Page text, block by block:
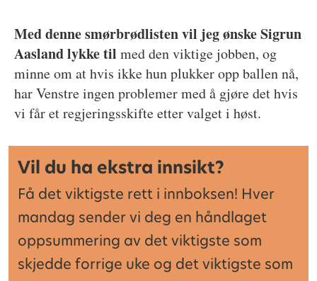
Med denne smørbrødlisten vil jeg ønske Sigrun
Aasland lykke til med den viktige jobben, og
minne om at hvis ikke hun plukker opp ballen nå,
har Venstre ingen problemer med å gjøre det hvis
vi får et regjeringsskifte etter valget i høst.
Vil du ha ekstra innsikt?
Få det viktigste rett i innboksen! Hver
mandag sender vi deg en håndlaget
oppsummering av det viktigste som
skjedde forrige uke og det viktigste som